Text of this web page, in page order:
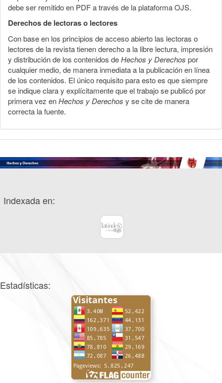
debe ser remitido en PDF a través de la plataforma OJS.
Derechos de lectoras o lectores
Con base en los principios de acceso abierto las lectoras o
lectores de la revista tienen derecho a la libre lectura, impresión
y distribución de los contenidos deHechos y Derechos por
cualquier medio, de manera inmediata a la publicación en línea
de los contenidos. El único requisito para esto es que siempre
se indique clara y explícitamente que el trabajo se publicó por
primera vez enHechos y Derechos y se cite de manera
correcta la fuente.
Indexada en:
Estadísticas: